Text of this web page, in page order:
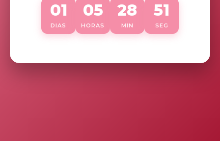
01
DIAS
05
HORAS
28
MIN
51
SEG